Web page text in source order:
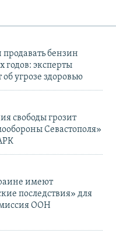
бензин
годов: эксперты
угрозе здоровью
свободы грозит
Севастополя»
имеют
последствия» для
ООН